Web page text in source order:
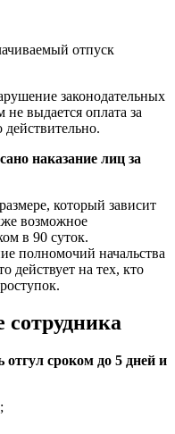
отпуск
законодательных
выдается оплата за
действительно.
наказание лиц за
который зависит
возможное
в 90 суток.
полномочий начальства
действует на тех, кто
сотрудника
сроком до 5 дней и